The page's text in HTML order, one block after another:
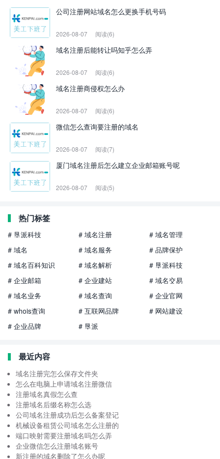
公司注册网站域名怎么更换手机号码
2026-08-07 阅读(6)
域名注册后能转让吗知乎怎么弄
2026-08-07 阅读(6)
域名注册商侵权怎么办
2026-08-07 阅读(6)
微信怎么查询要注册的域名
2026-08-07 阅读(7)
厦门域名注册后怎么建立企业邮箱账号呢
2026-08-07 阅读(5)
热门标签
# 垦派科技 # 域名注册
# 域名管理
# 域名
# 域名服务
# 品牌保护
# 域名百科知识
# 域名解析
# 垦派科技
# 企业邮箱
# 企业建站
# 域名交易
# 域名业务
# 域名查询
# 企业官网
# whois查询
# 互联网品牌
# 网站建设
# 企业品牌
# 垦派
最近内容
域名注册完怎么保存文件夹
怎么在电脑上申请域名注册微信
注册域名真假怎么查
注册域名后缀名称怎么选
公司域名注册成功后怎么备案登记
机械设备租赁公司域名怎么注册的
端口映射需要注册域名吗怎么弄
企业微信怎么注册域名账号
新注册的域名删除了怎么办呢